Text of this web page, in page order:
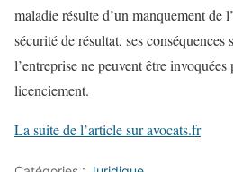
maladie résulte d’un manquement de
sécurité de résultat, ses
l’entreprise ne peuvent être
licenciement.
La suite de l’article sur avocats.fr